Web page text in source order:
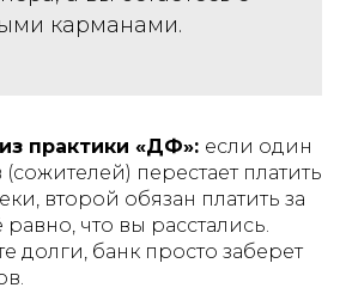
карманами.
практики «ДФ»: если один
перестает платить
второй обязан платить за
что вы расстались.
долги, банк просто заберет